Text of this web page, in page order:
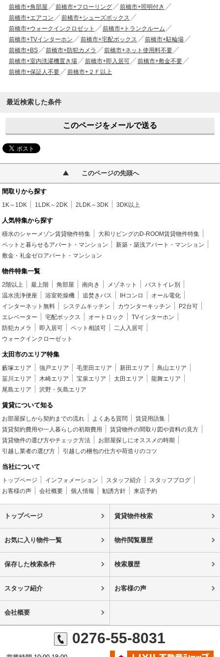
前橋市+角部屋
前橋市+フローリング
前橋市+照明付き
前橋市+エアコン
前橋市+シューズボックス
前橋市+ウォークインクロゼット
前橋市+トランクルーム
前橋市+TVインターホン
前橋市+宅配ボックス
前橋市+駐輪場
前橋市+BS
前橋市+防犯カメラ
前橋市+ネット使用料不要
前橋市+室内洗濯機置き場
前橋市+即入居可
前橋市+敷金不要
前橋市+保証人不要
前橋市+２Ｆ以上
最近検索した条件
このページをメールで送る
このページの先頭へ
間取りから探す
1K～1DK 1LDK～2DK 2LDK～3DK 3DK以上
人気特集から探す
積水のシャーメゾン賃貸物件特集
大和リビングのD-ROOM賃貸物件特集
ペットと暮らせるアパート・マンション
新築・築浅アパート・マンション
敷金・礼金ゼロアパート・マンション
物件特集一覧
2階以上 最上階 角部屋 南向き メゾネット
バストイレ別
温水洗浄便座
浴室乾燥機 追焚きバス IHコンロ
オール電化
インターネット無料
システムキッチン カウンターキッチン
P2台可
エレベーター
宅配ボックス オートロック
TVインターホン
防犯カメラ
即入居可 ペット相談可
二人入居可
ウォークインクローゼット
太田市のエリア特集
藪塚エリア 強戸エリア 毛里田エリア 新田エリア
鳥山エリア
韮川エリア
木崎エリア 宝泉エリア 太田エリア
龍舞エリア
尾島エリア
沢野・矢島エリア
賃貸について知る
お部屋探しから契約までの流れ よくある質問
賃貸用語集
賃貸契約費用や一人暮らしの初期費用
賃貸物件の間取り図や資料の見方
賃貸物件の選び方やチェック方法
お部屋探しにオススメの時期
引越し業者の選び方
引越しの梱包の仕方や荷造りのコツ
当社について
トップページ インフォメーション スタッフ紹介
スタッフブログ
お客様の声
会社概要 個人情報 勧誘方針 来店予約
トップページ 賃貸物件検索
お気に入り物件一覧 物件閲覧履歴
保存した検索条件 検索履歴
スタッフ紹介 お客様の声
会社概要
0276-55-8031